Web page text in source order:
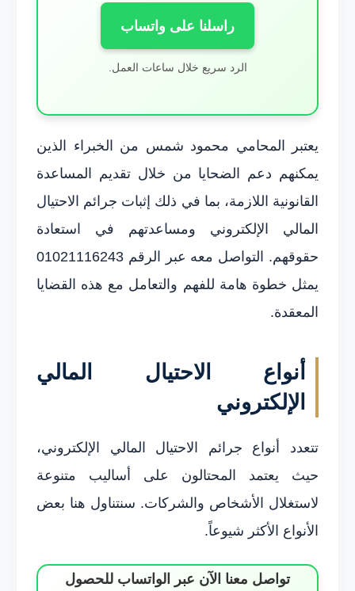
راسلنا على واتساب
الرد سريع خلال ساعات العمل.
يعتبر المحامي محمود شمس من الخبراء الذين
يمكنهم دعم الضحايا من خلال تقديم المساعدة
القانونية اللازمة، بما في ذلك إثبات جرائم الاحتيال
المالي الإلكتروني ومساعدتهم في استعادة
حقوقهم. التواصل معه عبر الرقم 01021116243
يمثل خطوة هامة للفهم والتعامل مع هذه القضايا
المعقدة.
أنواع الاحتيال المالي
الإلكتروني
تتعدد أنواع جرائم الاحتيال المالي الإلكتروني،
حيث يعتمد المحتالون على أساليب متنوعة
لاستغلال الأشخاص والشركات. سنتناول هنا بعض
الأنواع الأكثر شيوعاً.
تواصل معنا الآن عبر الواتساب للحصول